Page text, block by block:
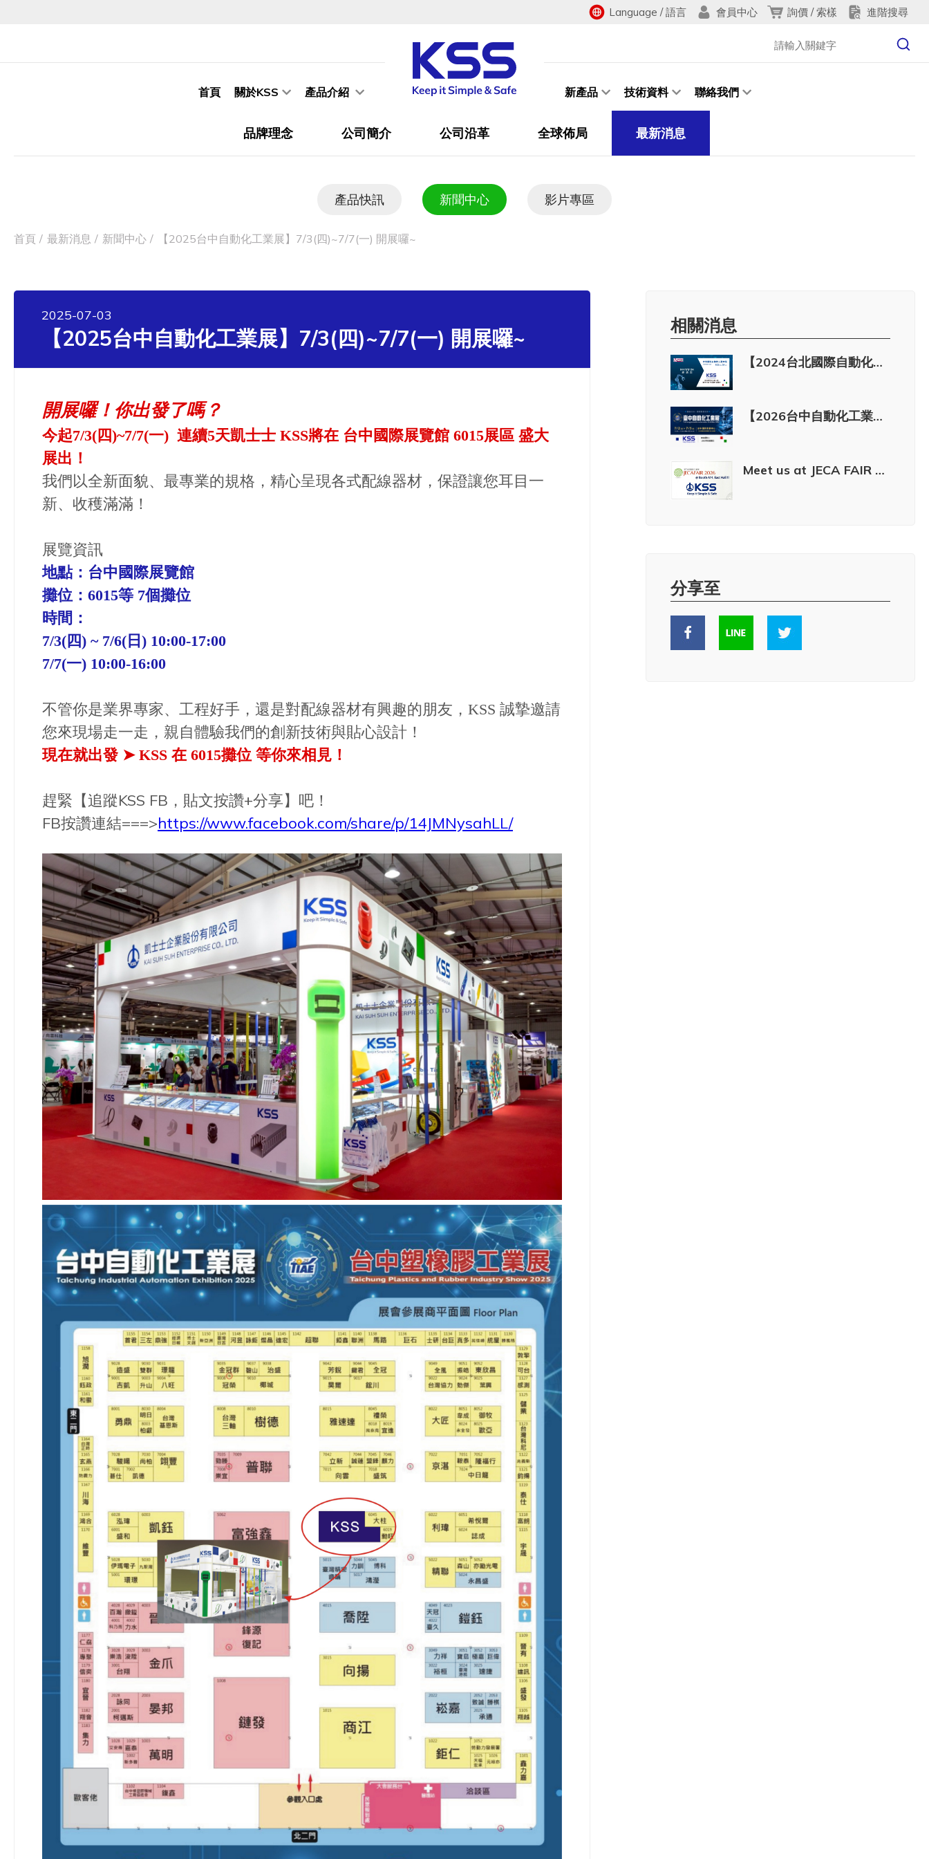
Language / 語言 會員中心 詢價 / 索樣 進階搜尋
首頁 關於KSS 產品介紹 新產品 技術資料 聯絡我們
品牌理念 公司簡介 公司沿革 全球佈局 最新消息
產品快訊 新聞中心 影片專區
首頁 最新消息 新聞中心 【2025台中自動化工業展】7/3(四)~7/7(一) 開展囉~
2025-07-03
【2025台中自動化工業展】7/3(四)~7/7(一) 開展囉~
開展囉！你出發了嗎？
今起7/3(四)~7/7(一) 連續5天凱士士 KSS將在 台中國際展覽館 6015展區 盛大
展出！
我們以全新面貌、最專業的規格，精心呈現各式配線器材，保證讓您耳目一
新、收穫滿滿！
展覽資訊
地點：台中國際展覽館
攤位：6015等 7個攤位
時間：
7/3(四) ~ 7/6(日) 10:00-17:00
7/7(一) 10:00-16:00
不管你是業界專家、工程好手，還是對配線器材有興趣的朋友，KSS 誠摯邀請
您來現場走一走，親自體驗我們的創新技術與貼心設計！
現在就出發 ➤ KSS 在 6015攤位 等你來相見！
趕緊【追蹤KSS FB，貼文按讚+分享】吧！
FB按讚連結===>https://www.facebook.com/share/p/14JMNysahLL/
相關消息
【2024台北國際自動化工業大展】8/21(三)~8/24(六) 開展囉~
【2026台中自動化工業展】即將開展 7/2(四)~7/5(日)
Meet us at JECA FAIR 2026 | Booth A14
分享至